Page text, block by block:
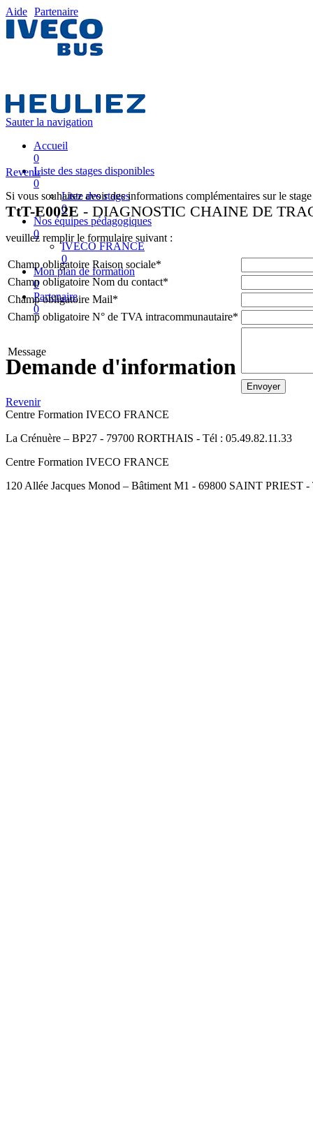
Aide Partenaire
Sauter la navigation
Accueil
0
Liste des stages disponibles
0
Liste des stages
0
Nos équipes pédagogiques
0
IVECO FRANCE
0
Mon plan de formation
0
Partenaire
0
Demande d'information
Revenir
Si vous souhaitez avoir des informations complémentaires sur le stage
TtT-E002E - DIAGNOSTIC CHAINE DE
veuillez remplir le formulaire suivant :
Champ obligatoire Raison sociale*
Champ obligatoire Nom du contact*
Champ obligatoire Mail*
Champ obligatoire N° de TVA intracommunautaire*
Message
Revenir
Centre Formation IVECO FRANCE
La Crénuère – BP27 - 79700 RORTHAIS - Tél : 05.49.82.11.33
Centre Formation IVECO FRANCE
120 Allée Jacques Monod – Bâtiment M1 - 69800 SAINT PRIEST